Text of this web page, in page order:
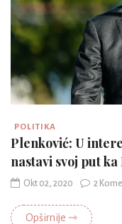
POLITIKA
Plenković: U
nastavi svoj put
Okt 02, 2020 2
Opširnije ⇾